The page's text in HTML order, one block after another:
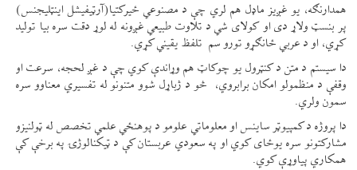
همدارنګه، یو غږیز ماډل هم لري چې د مصنوعي ځیرکتیا(آرټيفیشل اینټلیجنس)
پر بنسټ ولاړ دی او کولای شي د تلاوت طبیعي غږونه له لوړ دقت سره بیا تولید
کړي، او د عربي ځانګړو تورو سم تلفظ یقیني کړي.
دا سیستم د متن د کنټرول یو چوکاټ هم وړاندې کوي چې د غږ لحجه، سرعت او
وقفې د منظمولو امکان برابروي، څو د ژباړل شوو متنونو له تفسیري معناوو سره
سمون ولري.
دا پروژه د کمپیوټر ساینس او معلوماتي علومو د پوهنځي علمي تخصص له ټولنیزو
مشارکتونو سره یوځای کوي او په سعودي عربستان کې د ټیکنالوژۍ په برخې کې
همکاري پیاوړې کوي.